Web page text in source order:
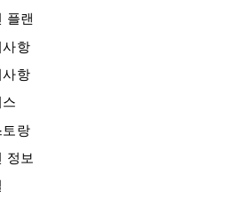
플랜
사항
사항
토랑
정보